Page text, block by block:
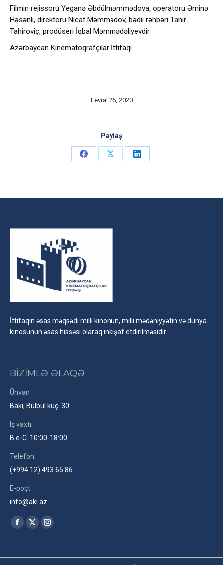
Filmin rejissoru Yeganə Əbdülməmmədova, operatoru Əminə
Həsənli, direktoru Nicat Məmmədov, bədii rəhbəri Tahir
Tahiroviç, prodüseri İqbal Məmmədəliyevdir.
Azərbaycan Kinematoqrafçılar İttifaqı
Fevral 26, 2020
Paylaş
Share
Share
Share
İttifaqın əsas məqsədi milli kinonun, milli mədəniyyətin və dünya
kinosunun əsas hissəsi olaraq inkişaf etdirilməsidir.
BİZİMLƏ ƏLAQƏ
Ünvan :
Bakı, Bülbül küç. 30.
Iş vaxtı:
B.e-C. 10:00-18:00
Telefon:
(+994 12) 493 65 86
E-poçt:
info@aki.az
Find us on:
Facebook
in
X
in
Instagram
in